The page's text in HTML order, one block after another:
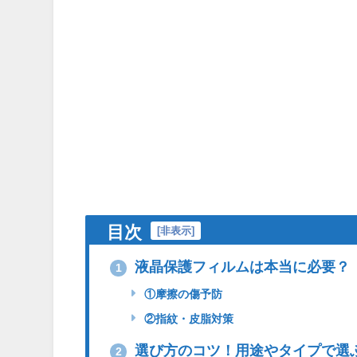
目次 [非表示]
1 液晶保護フィルムは本当に必要？
①摩擦の傷予防
②指紋・皮脂対策
2 選び方のコツ！用途やタイプで選